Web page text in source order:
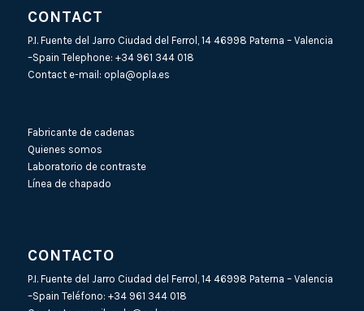
CONTACT
P.I. Fuente del Jarro Ciudad del Ferrol, 14 46998 Paterna – Valencia
–Spain Telephone: +34 961 344 018
Contact e-mail: opla@opla.es
Fabricante de cadenas
Quienes somos
Laboratorio de contraste
Línea de chapado
CONTACTO
P.I. Fuente del Jarro Ciudad del Ferrol, 14 46998 Paterna – Valencia
–Spain Teléfono: +34 961 344 018